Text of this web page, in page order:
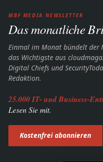
MBF MEDIA NEWSLETTER
Das monatliche
Einmal im Monat bündelt der
das Wichtigste aus
Digital Chiefs und
Redaktion.
25.000 IT- und Business-
Lesen Sie mit.
Kostenfrei abonnieren